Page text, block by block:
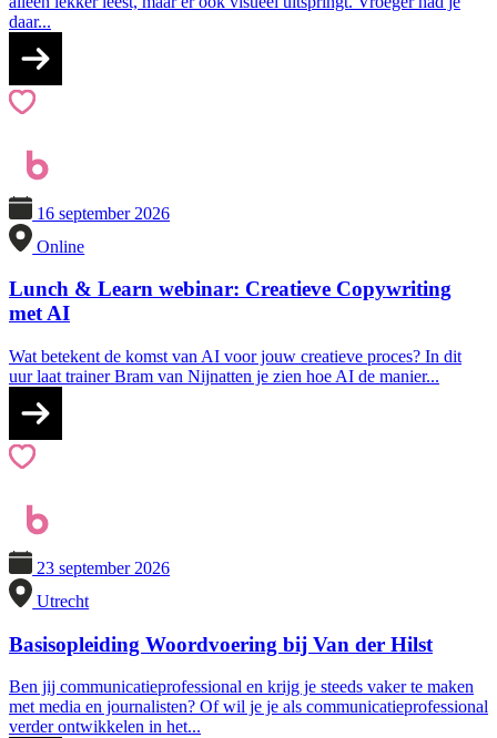
daar...
16 september 2026
Online
Lunch & Learn webinar: Creatieve Copywriting
met AI
Wat betekent de komst van AI voor jouw creatieve proces? In dit
uur laat trainer Bram van Nijnatten je zien hoe AI de manier...
23 september 2026
Utrecht
Basisopleiding Woordvoering bij Van der Hilst
Ben jij communicatieprofessional en krijg je steeds vaker te maken
met media en journalisten? Of wil je je als communicatieprofessional
verder ontwikkelen in het...